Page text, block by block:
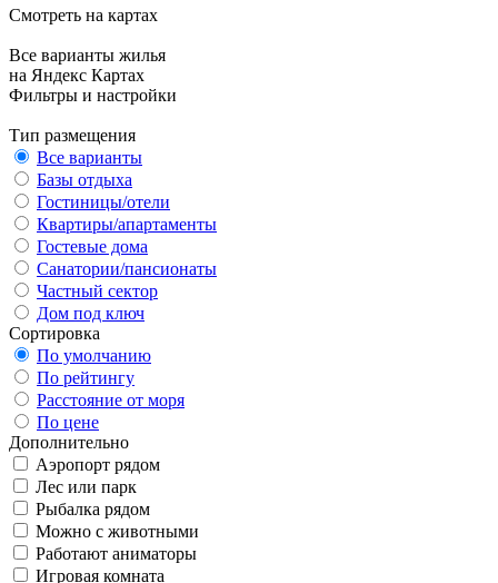
Смотреть на картах
Все варианты жилья
на Яндекс Картах
Фильтры и настройки
Тип размещения
Все варианты
Базы отдыха
Гостиницы/отели
Квартиры/апартаменты
Гостевые дома
Санатории/пансионаты
Частный сектор
Дом под ключ
Сортировка
По умолчанию
По рейтингу
Расстояние от моря
По цене
Дополнительно
Аэропорт рядом
Лес или парк
Рыбалка рядом
Можно с животными
Работают аниматоры
Игровая комната